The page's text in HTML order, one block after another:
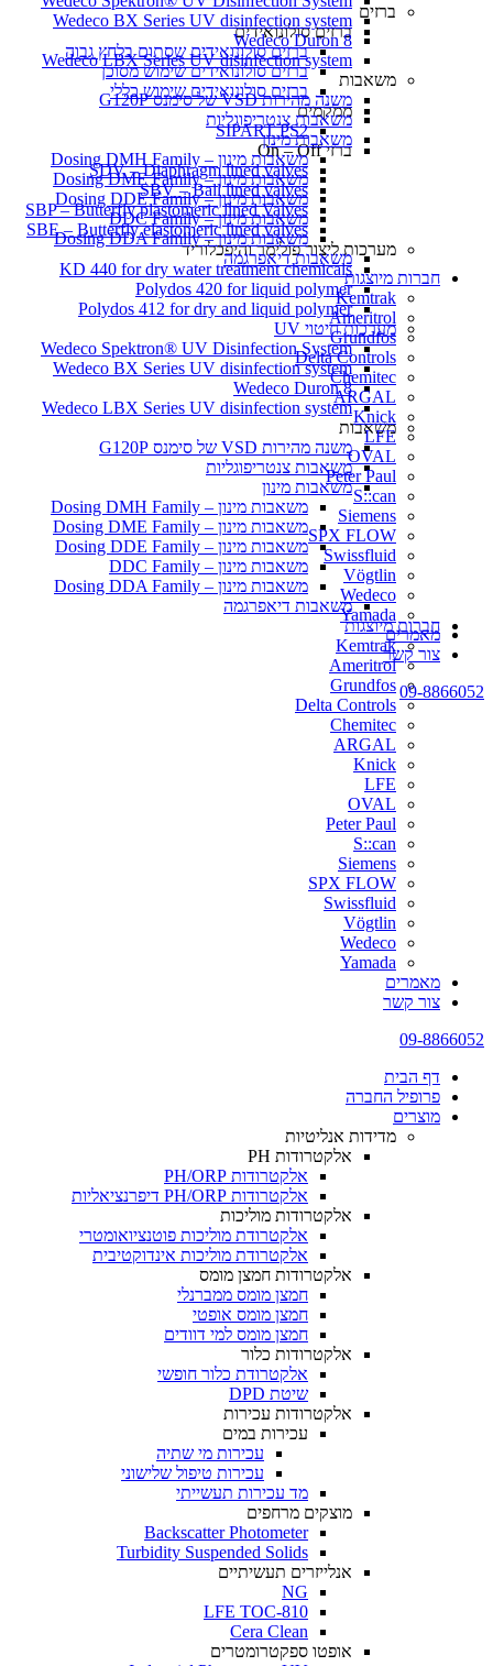
ברזים
ברזים סולונואידים
ברזים סולונואידים שסתום בלחץ גבוה
ברזים סולונואידים שימוש מסוכן
ברזים סולונואידים שימוש כללי
ממקמים
SIPART PS2
ברזי On – Off
SDV – Diaphragm lined valves
SBV – Ball lined valves
SBP – Butterfly plastomeric lined Valves
SBE – Butterfly elastomeric lined valves
מערכות ליצור פולימר והיפכלוריד
KD 440 for dry water treatment chemicals
Polydos 420 for liquid polymer
Polydos 412 for dry and liquid polymer
מערכות חיטוי UV
Wedeco Spektron® UV Disinfection System
Wedeco BX Series UV disinfection system
Wedeco Duron 8
Wedeco LBX Series UV disinfection system
משאבות
משנה מהירות VSD של סימנס G120P
משאבות צנטריפוגליות
משאבות מינון
משאבות מינון – Dosing DMH Family
משאבות מינון – Dosing DME Family
משאבות מינון – Dosing DDE Family
משאבות מינון – DDC Family
משאבות מינון – Dosing DDA Family
משאבות דיאפרגמה
חברות מיוצגות
Kemtrak
Ameritrol
Grundfos
Delta Controls
Chemitec
ARGAL
Knick
LFE
OVAL
Peter Paul
S::can
Siemens
SPX FLOW
Swissfluid
Vögtlin
Wedeco
Yamada
מאמרים
צור קשר
09-8866052
Wedeco BX Series UV disinfection system
Wedeco Duron 8
Wedeco LBX Series UV disinfection system
משאבות
משנה מהירות VSD של סימנס G120P
משאבות צנטריפוגליות
משאבות מינון
משאבות מינון – Dosing DMH Family
משאבות מינון – Dosing DME Family
משאבות מינון – Dosing DDE Family
משאבות מינון – DDC Family
משאבות מינון – Dosing DDA Family
משאבות דיאפרגמה
חברות מיוצגות
Kemtrak
Ameritrol
Grundfos
Delta Controls
Chemitec
ARGAL
Knick
LFE
OVAL
Peter Paul
S::can
Siemens
SPX FLOW
Swissfluid
Vögtlin
Wedeco
Yamada
מאמרים
צור קשר
09-8866052
דף הבית
פרופיל החברה
מוצרים
מדידות אנליטיות
אלקטרודות PH
אלקטרודות PH/ORP
אלקטרודות PH/ORP דיפרנציאליות
אלקטרודות מוליכות
אלקטרודת מוליכות פוטנציואומטרי
אלקטרודת מוליכות אינדוקטיבית
אלקטרודות חמצן מומס
חמצן מומס ממברנלי
חמצן מומס אופטי
חמצן מומס למי דוודים
אלקטרודות כלור
אלקטרודת כלור חופשי
שיטת DPD
אלקטרודות עכירות
עכירות במים
עכירות מי שתיה
עכירות טיפול שלישוני
מד עכירות תעשייתי
מוצקים מרחפים
Backscatter Photometer
Turbidity Suspended Solids
אנלייזרים תעשיתיים
NG
LFE TOC-810
Cera Clean​
אופטו ספקטרומטרים